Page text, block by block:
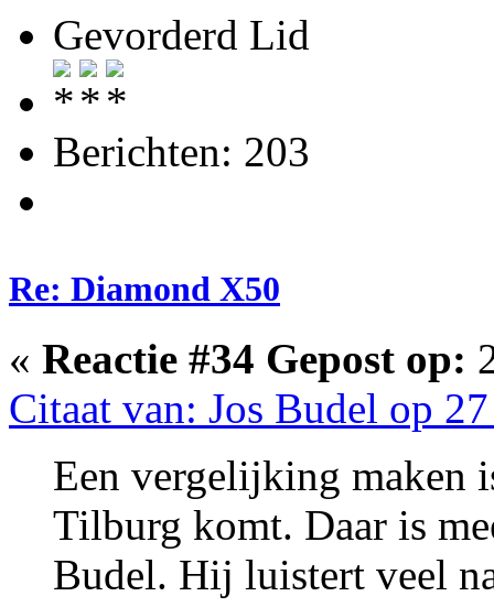
Gevorderd Lid
Berichten: 203
Re: Diamond X50
« Reactie #34 Gepost op:
Citaat van: Jos Budel op
Een vergelijking maken
Tilburg komt. Daar is
Budel. Hij luistert veel